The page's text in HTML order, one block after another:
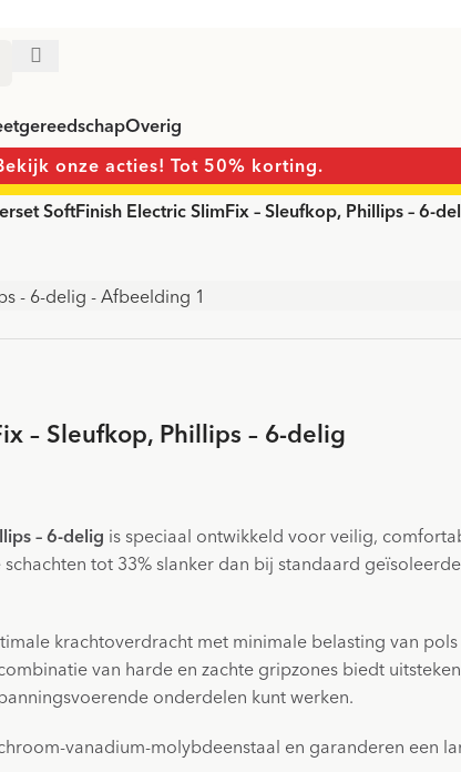
onze acties! Tot 50% korting.
Overig
SoftFinish Electric SlimFix – Sleufkop, Phillips – 6-
– Sleufkop, Phillips – 6-delig
– 6-delig is speciaal ontwikkeld voor veilig,
schachten tot 33% slanker dan bij standaard
krachtoverdracht met minimale belasting van
van harde en zachte gripzones biedt
onderdelen kunt werken.
vanadium-molybdeenstaal en garanderen een